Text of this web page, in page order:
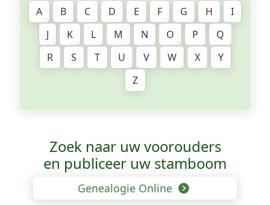
A
B C D E F G H
I
J
K L M N O P
Q
R
S T U V W X
Y
Z
Zoek naar uw voorouders
en publiceer uw stamboom
Genealogie Online